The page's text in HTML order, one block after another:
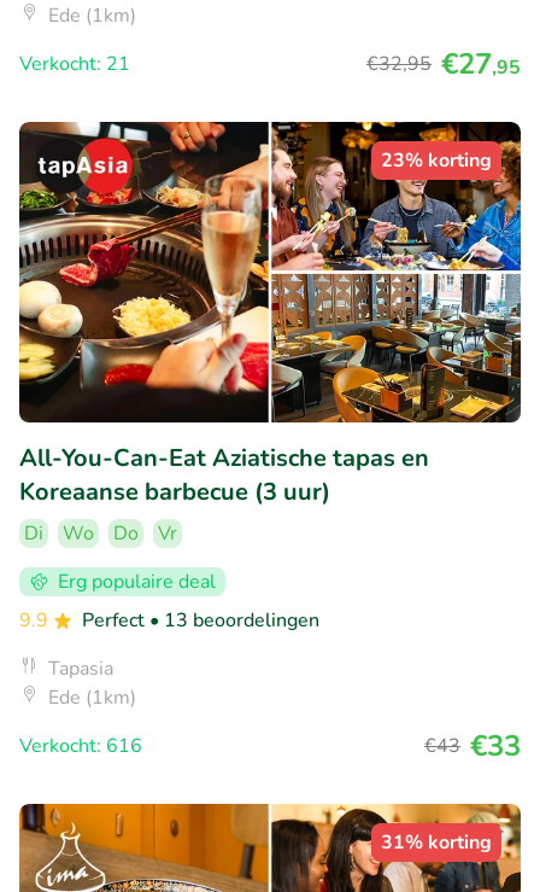
Ede (1km)
Verkocht: 21
€32,95 €27,95
23% korting
All-You-Can-Eat Aziatische tapas en
Koreaanse barbecue (3 uur)
Di Wo Do
Vr
Erg populaire deal
9.9
Perfect • 13 beoordelingen
Tapasia
Ede (1km)
Verkocht: 616
€43 €33
31% korting